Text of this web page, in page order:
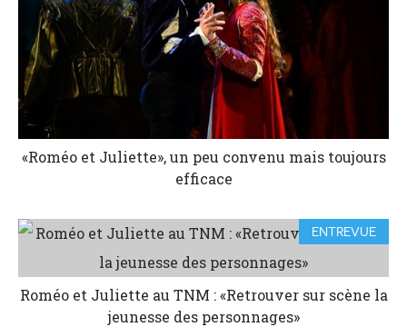
«Roméo et Juliette», un peu convenu mais toujours
efficace
ENTREVUE
Roméo et Juliette au TNM : «Retrouver sur scène la
jeunesse des personnages»